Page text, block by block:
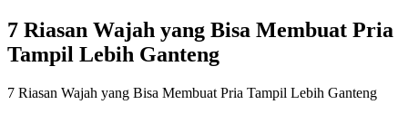
7 Riasan Wajah yang Bisa Membuat Pria
Tampil Lebih Ganteng
7 Riasan Wajah yang Bisa Membuat Pria Tampil Lebih Ganteng